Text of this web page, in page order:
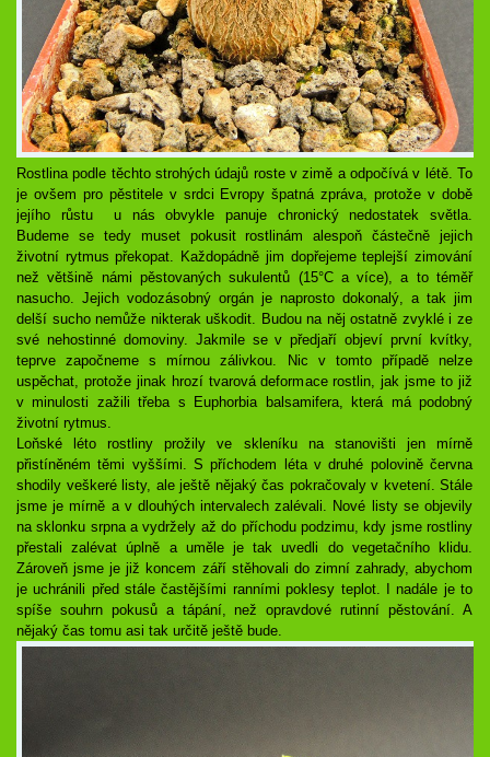
Rostlina podle těchto strohých údajů roste v zimě a odpočívá v létě. To
je ovšem pro pěstitele v srdci Evropy špatná zpráva, protože v době
jejího růstu u nás obvykle panuje chronický nedostatek světla.
Budeme se tedy muset pokusit rostlinám alespoň částečně jejich
životní rytmus překopat. Každopádně jim dopřejeme teplejší zimování
než většině námi pěstovaných sukulentů (15°C a více), a to téměř
nasucho. Jejich vodozásobný orgán je naprosto dokonalý, a tak jim
delší sucho nemůže nikterak uškodit. Budou na něj ostatně zvyklé i ze
své nehostinné domoviny. Jakmile se v předjaří objeví první kvítky,
teprve započneme s mírnou zálivkou. Nic v tomto případě nelze
uspěchat, protože jinak hrozí tvarová deformace rostlin, jak jsme to již
v minulosti zažili třeba s Euphorbia balsamifera, která má podobný
životní rytmus.
Loňské léto rostliny prožily ve skleníku na stanovišti jen mírně
přistíněném těmi vyššími. S příchodem léta v druhé polovině června
shodily veškeré listy, ale ještě nějaký čas pokračovaly v kvetení. Stále
jsme je mírně a v dlouhých intervalech zalévali. Nové listy se objevily
na sklonku srpna a vydržely až do příchodu podzimu, kdy jsme rostliny
přestali zalévat úplně a uměle je tak uvedli do vegetačního klidu.
Zároveň jsme je již koncem září stěhovali do zimní zahrady, abychom
je uchránili před stále častějšími ranními poklesy teplot. I nadále je to
spíše souhrn pokusů a tápání, než opravdové rutinní pěstování. A
nějaký čas tomu asi tak určitě ještě bude.